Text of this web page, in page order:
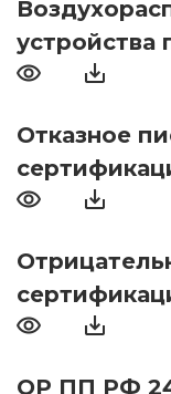
устройства
Отказное
ОР ПП РФ